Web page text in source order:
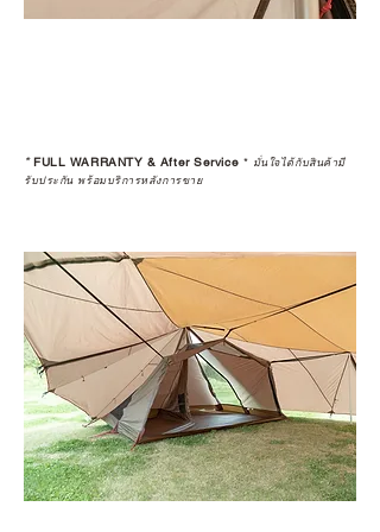
*FULL WARRANTY & After Service * มั่นใจได้กับสินค้ามี
รับประกัน พร้อมบริการหลังการขาย